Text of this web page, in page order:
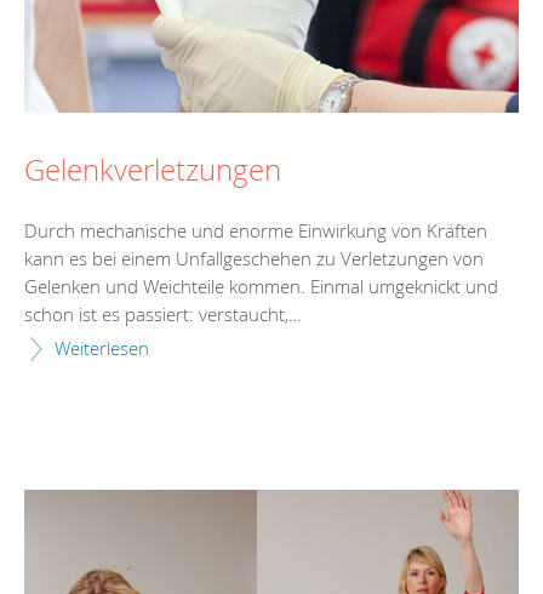
Gelenkverletzungen
Durch mechanische und enorme Einwirkung von Kräften
kann es bei einem Unfallgeschehen zu Verletzungen von
Gelenken und Weichteile kommen. Einmal umgeknickt und
schon ist es passiert: verstaucht,…
Weiterlesen